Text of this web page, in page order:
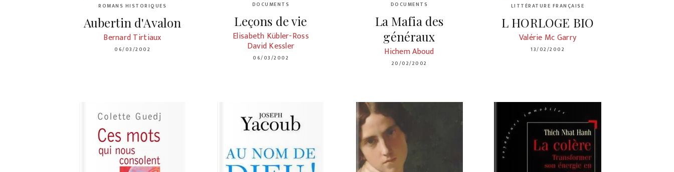
ROMANS HISTORIQUES
Aubertin d'Avalon
Bernard Tirtiaux
06/03/2002
DOCUMENTS
Leçons de vie
Elisabeth Kübler-Ross
David Kessler
06/03/2002
DOCUMENTS
La Mafia des
généraux
Hichem Aboud
20/02/2002
LITTÉRATURE FRANÇAISE
L HORLOGE BIO
Valérie Mc Garry
13/02/2002